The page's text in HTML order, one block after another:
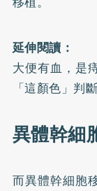
延伸閱讀：
大便有血，是
「這顏色」判斷
異體幹細
而異體幹細胞